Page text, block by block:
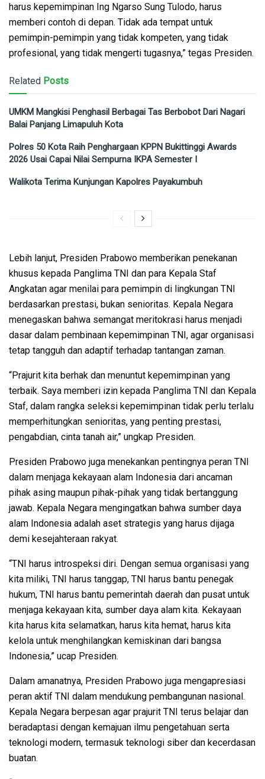
harus kepemimpinan Ing Ngarso Sung Tulodo, harus
memberi contoh di depan. Tidak ada tempat untuk
pemimpin-pemimpin yang tidak kompeten, yang tidak
profesional, yang tidak mengerti tugasnya,” tegas Presiden.
Related Posts
UMKM Mangkisi Penghasil Berbagai Tas Berbobot Dari Nagari
Balai Panjang Limapuluh Kota
Polres 50 Kota Raih Penghargaan KPPN Bukittinggi Awards
2026 Usai Capai Nilai Sempurna IKPA Semester I
Walikota Terima Kunjungan Kapolres Payakumbuh
Lebih lanjut, Presiden Prabowo memberikan penekanan
khusus kepada Panglima TNI dan para Kepala Staf
Angkatan agar menilai para pemimpin di lingkungan TNI
berdasarkan prestasi, bukan senioritas. Kepala Negara
menegaskan bahwa semangat meritokrasi harus menjadi
dasar dalam pembinaan kepemimpinan TNI, agar organisasi
tetap tangguh dan adaptif terhadap tantangan zaman.
“Prajurit kita berhak dan menuntut kepemimpinan yang
terbaik. Saya memberi izin kepada Panglima TNI dan Kepala
Staf, dalam rangka seleksi kepemimpinan tidak perlu terlalu
memperhitungkan senioritas, yang penting prestasi,
pengabdian, cinta tanah air,” ungkap Presiden.
Presiden Prabowo juga menekankan pentingnya peran TNI
dalam menjaga kekayaan alam Indonesia dari ancaman
pihak asing maupun pihak-pihak yang tidak bertanggung
jawab. Kepala Negara mengingatkan bahwa sumber daya
alam Indonesia adalah aset strategis yang harus dijaga
demi kesejahteraan rakyat.
“TNI harus introspeksi diri. Dengan semua organisasi yang
kita miliki, TNI harus tanggap, TNI harus bantu penegak
hukum, TNI harus bantu pemerintah daerah dan pusat untuk
menjaga kekayaan kita, sumber daya alam kita. Kekayaan
kita harus kita selamatkan, harus kita hemat, harus kita
kelola untuk menghilangkan kemiskinan dari bangsa
Indonesia,” ucap Presiden.
Dalam amanatnya, Presiden Prabowo juga mengapresiasi
peran aktif TNI dalam mendukung pembangunan nasional.
Kepala Negara berpesan agar prajurit TNI terus belajar dan
beradaptasi dengan kemajuan ilmu pengetahuan serta
teknologi modern, termasuk teknologi siber dan kecerdasan
buatan.